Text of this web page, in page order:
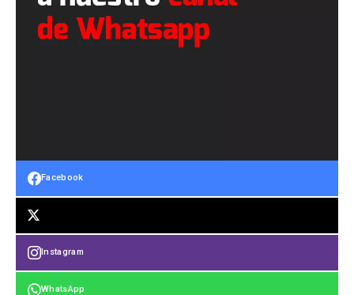
Facebook
Instagram
WhatsApp